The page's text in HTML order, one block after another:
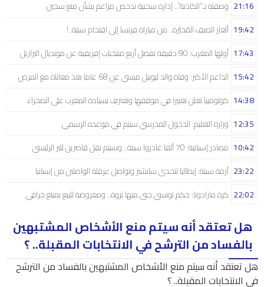
وصفته بـ”الكاذبة”.. إدارة سجنية تدحض مزاعم بشأن منع سجين 21:16
ألغاز الصيف المُحيّرة.. من مباراة فرنسا إلى اقتحام سبتة..! 19:42
أولها المغرب: 90 دقيقة تفصل أربع منتخبات إفريقية عن مونديال البرازيل 17:43
الداعم الأكبر: وفاة والد ليونيل ميسي عن 68 عاما بعد معاناة مع المرض 15:42
كولومبيا تعلن تغييرا في موقفها وتعترف بسيادة المغرب على الصحراء 14:38
وزارة التعليم: الدخول المدرسي سیتم في موعده الرسمي 12:35
مصادر إسبانية: 70 ألفا غادروا سبتة.. وسيتم نقل قاصرين للبر الرئيسي 10:42
أزمة سبتة: إيطاليا تتحدى سانشيز وتواصل عرقلة الواصلين من إسبانيا 23:22
كرة مارادونا: حكم تونسي جنى منها ثروة.. ومعروضة للبيع بمبلغ خرافي 22:02
هل تعتقد أنه سيتم منع الأشخاص المشتبهين
بالفساد من الترشح في الانتخابات المقبلة.. ؟
هل تعتقد أنه سيتم منع الأشخاص المشتبهين بالفساد من الترشح
في الانتخابات المقبلة.. ؟